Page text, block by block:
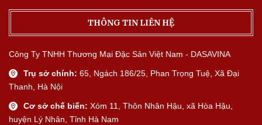
THÔNG TIN LIÊN HỆ
Công Ty TNHH Thương Mại Đặc Sản Việt Nam - DASAVINA
Trụ sở chính: 65, Ngách 186/25, Phan Trọng Tuệ, Xã Đại
Thanh, Hà Nội
Cơ sở chế biến: Xóm 11, Thôn Nhân Hậu, xã Hòa Hậu,
huyện Lý Nhân, Tỉnh Hà Nam